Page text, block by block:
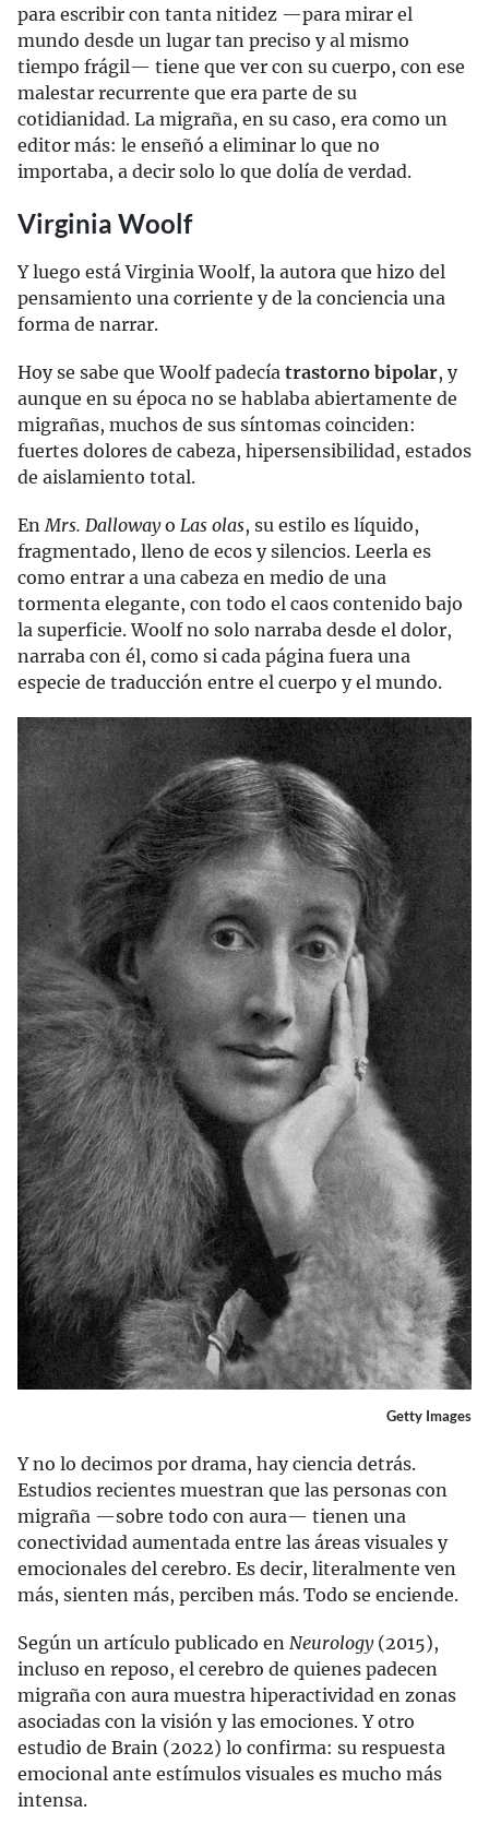
para escribir con tanta nitidez —para mirar el
mundo desde un lugar tan preciso y al mismo
tiempo frágil— tiene que ver con su cuerpo, con ese
malestar recurrente que era parte de su
cotidianidad. La migraña, en su caso, era como un
editor más: le enseñó a eliminar lo que no
importaba, a decir solo lo que dolía de verdad.
Virginia Woolf
Y luego está Virginia Woolf, la autora que hizo del
pensamiento una corriente y de la conciencia una
forma de narrar.
Hoy se sabe que Woolf padecía trastorno bipolar, y
aunque en su época no se hablaba abiertamente de
migrañas, muchos de sus síntomas coinciden:
fuertes dolores de cabeza, hipersensibilidad, estados
de aislamiento total.
En Mrs. Dallowayo Las olas, su estilo es líquido,
fragmentado, lleno de ecos y silencios. Leerla es
como entrar a una cabeza en medio de una
tormenta elegante, con todo el caos contenido bajo
la superficie. Woolf no solo narraba desde el dolor,
narraba con él, como si cada página fuera una
especie de traducción entre el cuerpo y el mundo.
Getty Images
Y no lo decimos por drama, hay ciencia detrás.
Estudios recientes muestran que las personas con
migraña —sobre todo con aura— tienen una
conectividad aumentada entre las áreas visuales y
emocionales del cerebro. Es decir, literalmente ven
más, sienten más, perciben más. Todo se enciende.
Según un artículo publicado en Neurology(2015),
incluso en reposo, el cerebro de quienes padecen
migraña con aura muestra hiperactividad en zonas
asociadas con la visión y las emociones. Y otro
estudio de Brain (2022) lo confirma: su respuesta
emocional ante estímulos visuales es mucho más
intensa.